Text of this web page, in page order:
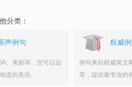
分类：
声例句
、美剧等，您可以边
道的美语。
权威
例句来自权威英文
等，提供最专业的